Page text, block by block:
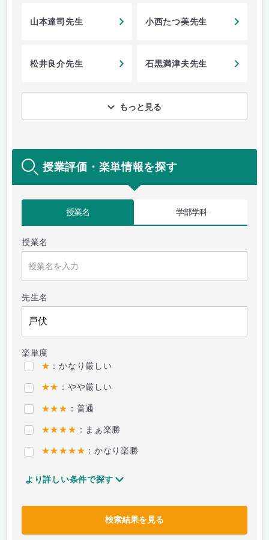
山本達司先生 小西たつ美先生
松井良介先生 石黒満津夫先生
もっと見る
授業評価・楽単情報を探す
授業名 学部学科
授業名
先生名
楽単度
★ ：かなり厳しい
★★ ：やや厳しい
★★★ ：普通
★★★★ ：まぁ楽勝
★★★★★ ：かなり楽勝
より詳しい条件で探す
検索結果を見る